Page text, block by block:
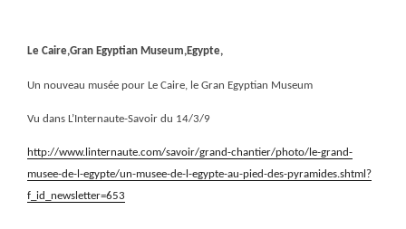
Le Caire,Gran Egyptian Museum,Egypte,
Un nouveau musée pour Le Caire, le Gran Egyptian Museum
Vu dans L’Internaute-Savoir du 14/3/9
http://www.linternaute.com/savoir/grand-chantier/photo/le-grand-
musee-de-l-egypte/un-musee-de-l-egypte-au-pied-des-pyramides.shtml?
f_id_newsletter=653